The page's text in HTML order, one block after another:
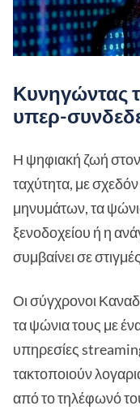
Κυνηγώντας
υπερ-
Η ψηφιακή ζωή
ταχύτητα, με
μηνυμάτων, τα
ξενοδοχείου ή η
συμβαίνει σε
Οι σύγχρονοι
τα ψώνια τους με
υπηρεσίες
τακτοποιούν
από το τηλέφωνό